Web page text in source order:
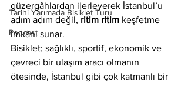
Tarihi Yarımada Bisiklet Turu
Podcast
güzergâhlardan ilerleyerek İstanbul’u
adım adım değil, ritim ritim keşfetme
imkânı sunar.
Bisiklet; sağlıklı, sportif, ekonomik ve
çevreci bir ulaşım aracı olmanın
ötesinde, İstanbul gibi çok katmanlı bir